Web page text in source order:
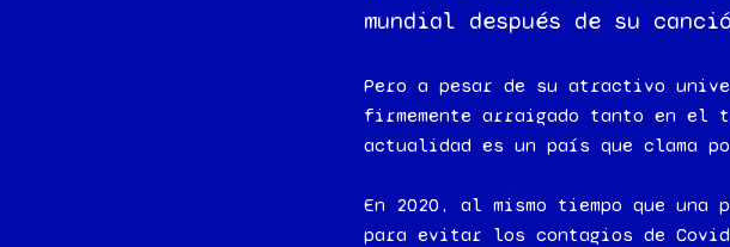
mundial después de su
Pero a pesar de su atractivo
firmemente arraigado tanto en el
actualidad es un país que clama
En 2020, al mismo tiempo que
para evitar los contagios de